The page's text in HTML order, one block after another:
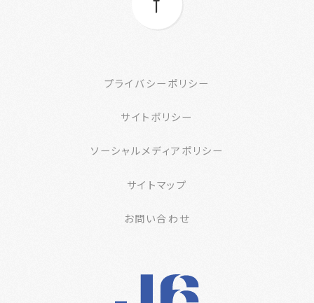
プライバシーポリシー
サイトポリシー
ソーシャルメディアポリシー
サイトマップ
お問い合わせ